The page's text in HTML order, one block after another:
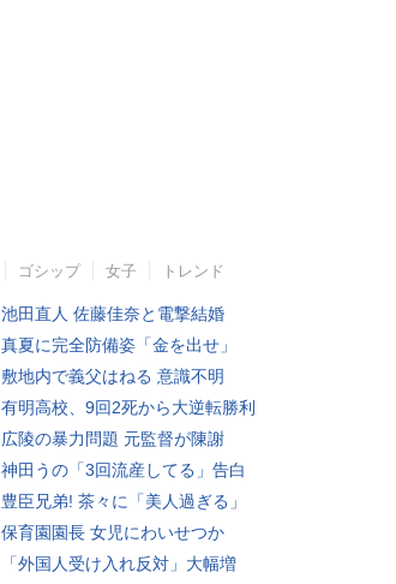
ゴシップ 女子 トレンド
池田直人 佐藤佳奈と電撃結婚
真夏に完全防備姿「金を出せ」
敷地内で義父はねる 意識不明
有明高校、9回2死から大逆転勝利
広陵の暴力問題 元監督が陳謝
神田うの「3回流産してる」告白
豊臣兄弟! 茶々に「美人過ぎる」
保育園園長 女児にわいせつか
「外国人受け入れ反対」大幅増